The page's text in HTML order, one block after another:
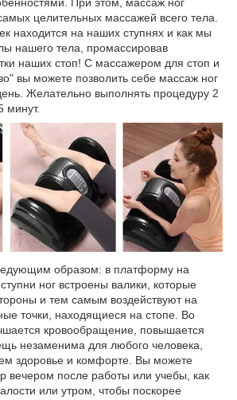
целительных массажей всего тела.
находится на наших ступнях и как мы
нашего тела, промассировав
наших стоп! С массажером для стоп и
вы можете позволить себе массаж ног
Желательно выполнять процедуру 2
минут.
образом: в платформу на
ног встроены валики, которые
и тем самым воздействуют на
точки, находящиеся на стопе. Во
кровообращение, повышается
незаменима для любого человека,
здоровье и комфорте. Вы можете
вечером после работы или учебы, как
или утром, чтобы поскорее